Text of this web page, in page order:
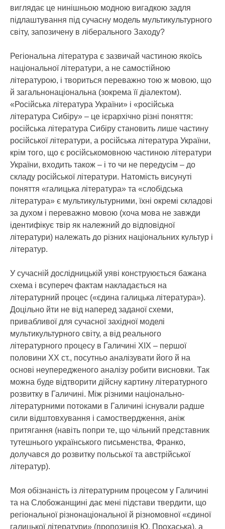
виглядає це нинішньою модною вигадкою задля
підлаштування під сучасну модель мультикультурного
світу, запозичену в ліберального Заходу?
Регіональна література є зазвичай частиною якоїсь
національної літератури, а не самостійною
літературою, і твориться переважно тою ж мовою, що
й загальнонаціональна (зокрема її діалектом).
«Російська література України» і «російська
література Сибіру» – це ієрархічно різні поняття:
російська література Сибіру становить лише частину
російської літератури, а російська література України,
крім того, що є російськомовною частиною літератури
України, входить також – і то чи не передусім – до
складу російської літератури. Натомість висунуті
поняття «галицька література» та «слобідська
література» є мультикультурними, їхні окремі складові
за духом і переважно мовою (хоча мова не завжди
ідентифікує твір як належний до відповідної
літератури) належать до різних національних культур і
літератур.
У сучасній дослідницькій уяві конструюється бажана
схема і всупереч фактам накладається на
літературний процес («єдина галицька література»).
Доцільно йти не від наперед заданої схеми,
привабливої для сучасної західної моделі
мультикультурного світу, а від реального
літературного процесу в Галичині ХІХ – першої
половини ХХ ст., посутньо аналізувати його й на
основі неупередженого аналізу робити висновки. Так
можна буде відтворити дійсну картину літературного
розвитку в Галичині. Між різними національно-
літературними потоками в Галичині існували радше
сили відштовхування і самоствердження, аніж
притягання (навіть попри те, що чільний представник
тутешнього українського письменства, Франко,
долучався до розвитку польської та австрійської
літератур).
Моя обізнаність із літературним процесом у Галичині
та на Слобожанщині дає мені підстави твердити, що
регіональної різнонаціональної й різномовної «єдиної
галицької літератури» (пропозиція Ю. Прохаська), а